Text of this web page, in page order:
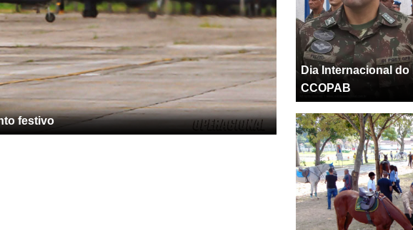
festivo
Dia Internacional
CCOPAB